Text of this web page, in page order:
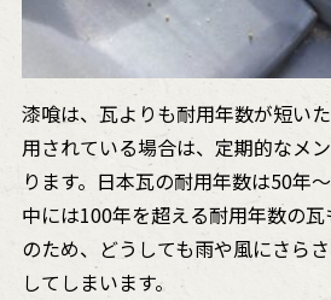
漆喰は、瓦よりも耐用年数が短い
用されている場合は、定期的なメ
ります。日本瓦の耐用年数は50年
中には100年を超える耐用年数の
のため、どうしても雨や風にさら
してしまいます。